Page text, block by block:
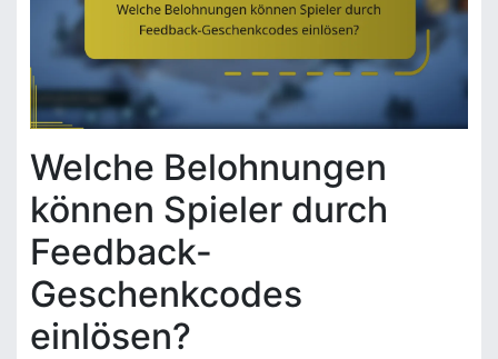
Welche Belohnungen
können Spieler durch
Feedback-
Geschenkcodes
einlösen?